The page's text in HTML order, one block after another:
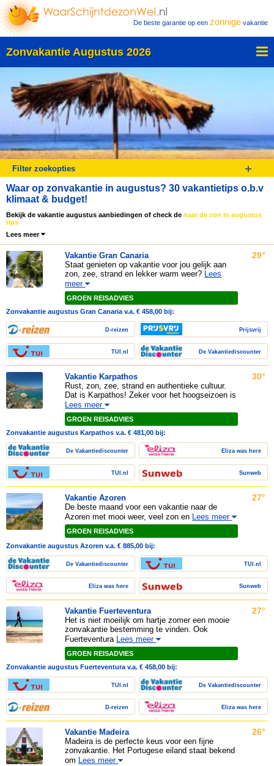
De beste garantie op een zonnige vakantie
Zonvakantie Augustus 2026
Filter zoekopties
Waar op zonvakantie in augustus? 30 vakantietips o.b.v
klimaat & budget!
Bekijk de vakantie augustus aanbiedingen of check de naar de zon in augustus
tips
Lees meer
VakantieGran Canaria
Staat genieten op vakantie voor jou gelijk aan
zon, zee, strand en lekker warm weer? Lees
meer
GROEN REISADVIES
29°
Zonvakantie augustus Gran Canaria v.a. € 458,00 bij:
D-reizen
TUI.nl
Prijsvrij
De Vakantiediscounter
Vakantie Karpathos
Rust, zon, zee, strand en authentieke cultuur.
Dat is Karpathos! Zeker voor het hoogseizoen is
Lees meer
GROEN REISADVIES
30°
Zonvakantie augustus Karpathos v.a. € 481,00 bij:
De Vakantiediscounter
TUI.nl
Eliza was here
Sunweb
Vakantie Azoren
De beste maand voor een vakantie naar de
Azoren met mooi weer, veel zon en Lees meer
GROEN REISADVIES
27°
Zonvakantie augustus Azoren v.a. € 885,00 bij:
De Vakantiediscounter
Eliza was here
TUI.nl
Sunweb
Vakantie Fuerteventura
Het is niet moeilijk om hartje zomer een mooie
zonvakantie bestemming te vinden. Ook
Fuerteventura Lees meer
GROEN REISADVIES
27°
Zonvakantie augustus Fuerteventura v.a. € 458,00 bij:
TUI.nl
D-reizen
De Vakantiediscounter
Eliza was here
Vakantie Madeira
Madeira is de perfecte keus voor een fijne
zonvakantie. Het Portugese eiland staat bekend
om Lees meer
26°